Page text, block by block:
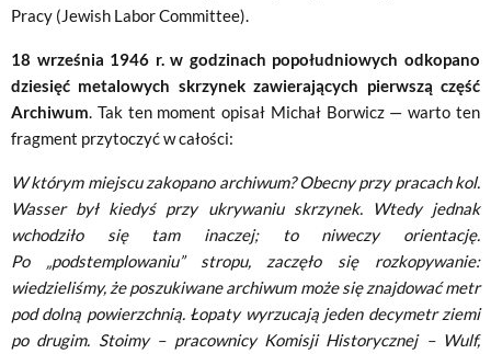
Pracy (Jewish Labor Committee).
18 września 1946 r. w godzinach popołudniowych odkopano
dziesięć metalowych skrzynek zawierających pierwszą część
Archiwum. Tak ten moment opisał Michał Borwicz — warto ten
fragment przytoczyć w całości:
W którym miejscu zakopano archiwum? Obecny przy pracach kol.
Wasser był kiedyś przy ukrywaniu skrzynek. Wtedy jednak
wchodziło się tam inaczej; to niweczy orientację.
Po „podstemplowaniu” stropu, zaczęło się rozkopywanie:
wiedzieliśmy, że poszukiwane archiwum może się znajdować metr
pod dolną powierzchnią. Łopaty wyrzucają jeden decymetr ziemi
po drugim. Stoimy – pracownicy Komisji Historycznej – Wulf,